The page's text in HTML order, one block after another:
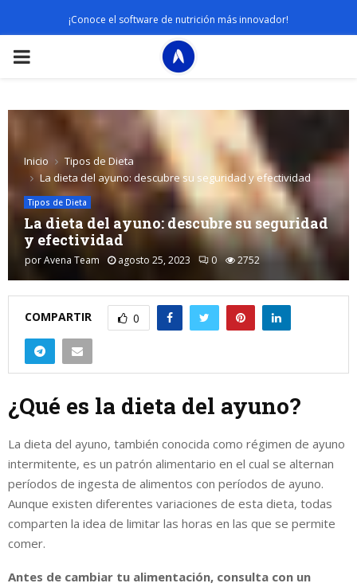
¡Conoce el software de nutrición más innovador!
PRIMARY
Inicio
Tipos de Dieta
La dieta del ayuno: descubre su seguridad y efectividad
Tipos de Dieta
La dieta del ayuno: descubre su seguridad
y efectividad
porAvena Team agosto 25, 2023 0 2752
COMPARTIR 0
¿Qué es la dieta del ayuno?
La dieta del ayuno, también conocida como régimen de ayuno
intermitente, es un patrón alimentario en el cual se alternan
períodos de ingesta de alimentos con períodos de ayuno.
Aunque existen diferentes variaciones de esta dieta, todas
comparten la idea de limitar las horas en las que se permite
comer.
Antes de cambiar tu alimentación, consulta con un